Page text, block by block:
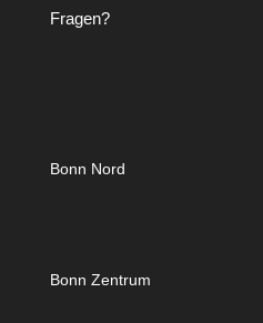
Fragen?
Bonn Nord
Bonn Zentrum